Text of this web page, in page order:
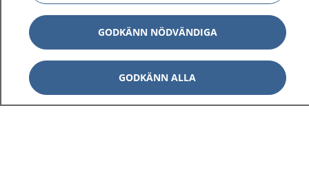
Kontakt Visa
Behandling av personuppgifter
GODKÄNN NÖDVÄNDIGA
GODKÄNN ALLA